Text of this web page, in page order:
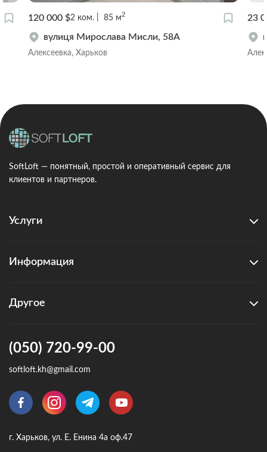
120 000 $2 ком. 85 м2
вулиця Мирослава Мисли, 58А
Алексеевка, Харьков
23
SoftLoft — понятный, простой и оперативный сервис для
клиентов и партнеров.
Услуги
Информация
Другое
(050) 720-99-00
softloft.kh@gmail.com
г. Харьков, ул. Е. Енина 4а оф.47